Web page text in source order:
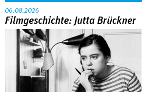
06.08.2026
Filmgeschichte: Jutta Brückner